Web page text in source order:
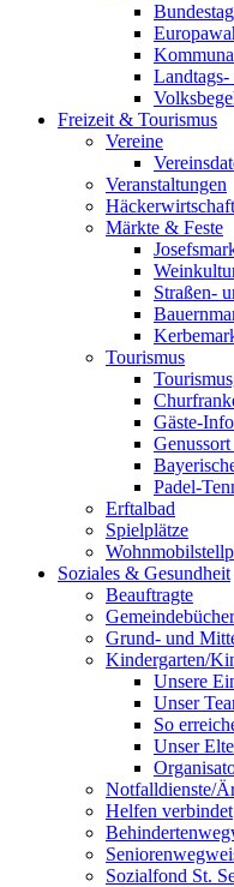
Freizeit & Tourismus
Vereine
Veranstaltungen
Märkte & Feste
Straßen-
Tourismus
Gäste-
Padel-
Erftalbad
Spielplätze
Soziales & Gesundheit
Beauftragte
Grund- und
Kindergarten/
Unsere
Unser
So
Unser
Notfalldienste/
Helfen verbindet
Sozialfond St.